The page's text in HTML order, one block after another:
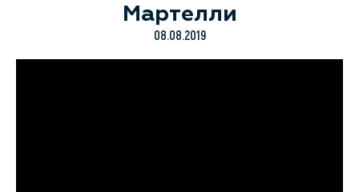
Мартелли
08.08.2019